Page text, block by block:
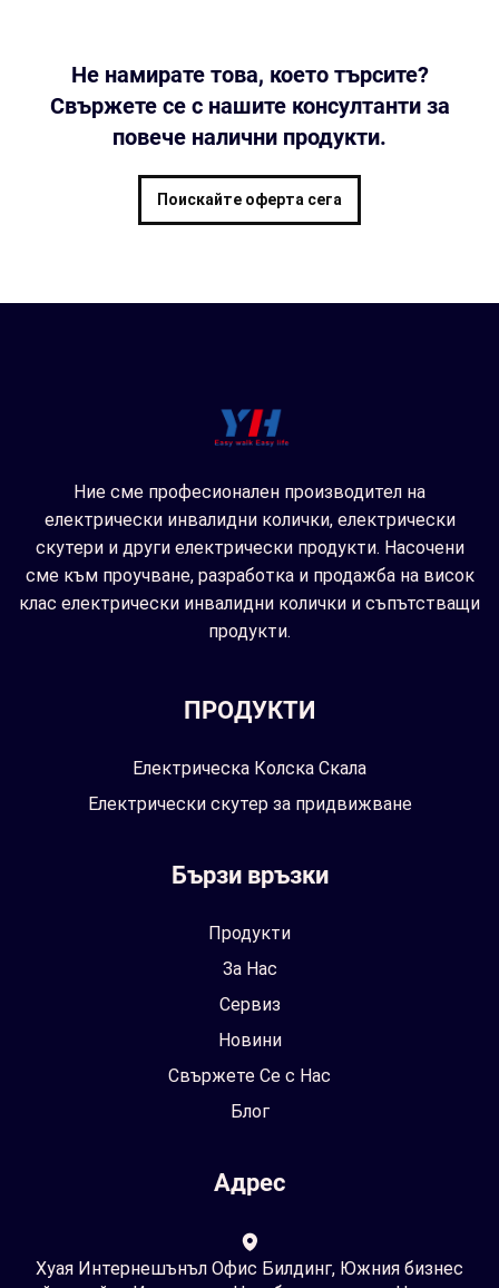
Не намирате това, което търсите?
Свържете се с нашите консултанти за
повече налични продукти.
Поискайте оферта сега
Ние сме професионален производител на
електрически инвалидни колички, електрически
скутери и други електрически продукти. Насочени
сме към проучване, разработка и продажба на висок
клас електрически инвалидни колички и съпътстващи
продукти.
ПРОДУКТИ
Електрическа Колска Скала
Електрически скутер за придвижване
Бързи връзки
Продукти
За Нас
Сервиз
Новини
Свържете Се с Нас
Блог
Адрес
Хуая Интернешънъл Офис Билдинг, Южния бизнес